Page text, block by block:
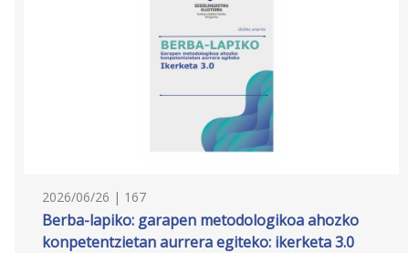
2026/06/26 | 167
Berba-lapiko: garapen metodologikoa ahozko
konpetentzietan aurrera egiteko: ikerketa 3.0